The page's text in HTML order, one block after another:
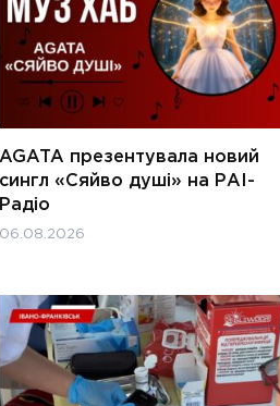
AGATA презентувала новий
сингл «Сяйво душі» на РАІ-
Радіо
06.08.2026